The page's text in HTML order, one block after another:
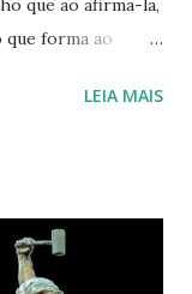
que ao afirma-la,
que forma ao
cresce e se
os círculos
formando um
LEIA MAIS